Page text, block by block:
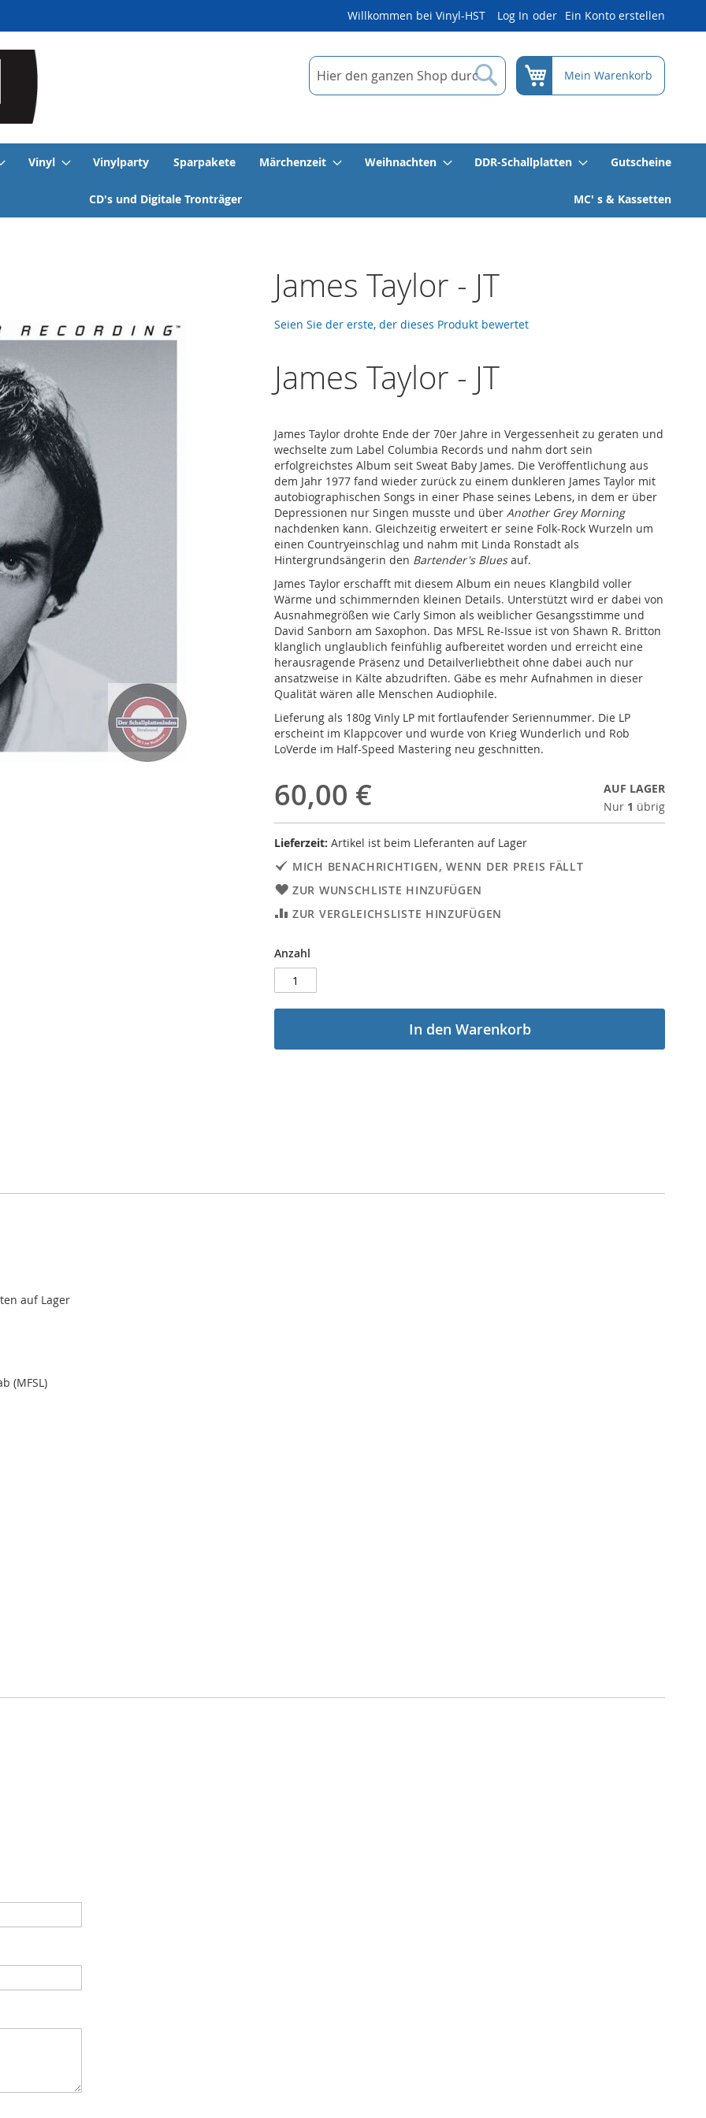
Willkommen bei Vinyl-HST Log In Ein Konto erstellen
Suche
Suche
Mein Warenkorb
Vinyl Vinylparty Sparpakete Märchenzeit Weihnachten DDR-Schallplatten Gutscheine
CD's und Digitale Tronträger MC' s & Kassetten
James Taylor - JT
Seien Sie der erste, der dieses Produkt bewertet
James Taylor - JT
James Taylor drohte Ende der 70er Jahre in Vergessenheit zu geraten und
wechselte zum Label Columbia Records und nahm dort sein
erfolgreichstes Album seit Sweat Baby James. Die Veröffentlichung aus
dem Jahr 1977 fand wieder zurück zu einem dunkleren James Taylor mit
autobiographischen Songs in einer Phase seines Lebens, in dem er über
Depressionen nur Singen musste und über Another Grey Morning
nachdenken kann. Gleichzeitig erweitert er seine Folk-Rock Wurzeln um
einen Countryeinschlag und nahm mit Linda Ronstadt als
Hintergrundsängerin den Bartender's Bluesauf.
James Taylor erschafft mit diesem Album ein neues Klangbild voller
Wärme und schimmernden kleinen Details. Unterstützt wird er dabei von
Ausnahmegrößen wie Carly Simon als weiblicher Gesangsstimme und
David Sanborn am Saxophon. Das MFSL Re-Issue ist von Shawn R. Britton
klanglich unglaublich feinfühlig aufbereitet worden und erreicht eine
herausragende Präsenz und Detailverliebtheit ohne dabei auch nur
ansatzweise in Kälte abzudriften. Gäbe es mehr Aufnahmen in dieser
Qualität wären alle Menschen Audiophile.
Lieferung als 180g Vinly LP mit fortlaufender Seriennummer. Die LP
erscheint im Klappcover und wurde von Krieg Wunderlich und Rob
LoVerde im Half-Speed Mastering neu geschnitten.
60,00 €
AUF LAGER
Nur 1 übrig
Lieferzeit: Artikel ist beim LIeferanten auf Lager
MICH BENACHRICHTIGEN, WENN DER PREIS FÄLLT
ZUR WUNSCHLISTE HINZUFÜGEN
ZUR VERGLEICHSLISTE HINZUFÜGEN
Anzahl
In den Warenkorb
auf Lager
(MFSL)